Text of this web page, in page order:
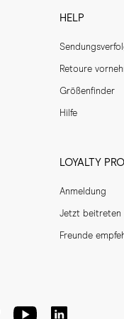
HELP
Retoure
Größenfinder
Hilfe
LOYALTY
Anmeldung
Jetzt beitreten
Freunde